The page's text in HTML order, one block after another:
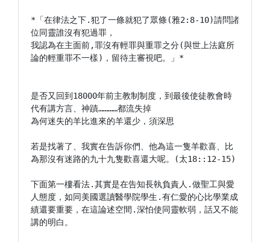
*「在律法之下.犯了一條就犯了眾條(雅2:8-10)請問諸
位同靈誰沒有犯過罪，
我認為在主面前,罪沒有輕罪與重罪之分(與世上法庭所
論的輕重罪不一樣)，留待主審視吧。」*
是否又回到18000年前主教制制度，到最後使徒教會時
代有講方言、神蹟…………都流失掉
為何迷失的羊比進來的羊還少，須深思
若是找著了、我實在告訴你們、他為這一隻羊歡喜、比
為那沒有迷路的九十九隻歡喜還大呢。(太18::12-15)
下面第一樓看法.其實是在告知長執負責人.做聖工與愛
人態度，如同美國選讀醫學院學生.有仁愛的心比學業成
績還要重要，在這論述空間.深怕使同靈軟弱，話又不能
講的明白。